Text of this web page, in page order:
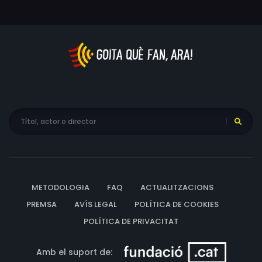
METODOLOGIA FAQ
ACTUALITZACIONS
PREMSA
AVÍS LEGAL
POLÍTICA DE COOKIES
POLÍTICA DE PRIVACITAT
Amb el suport de: